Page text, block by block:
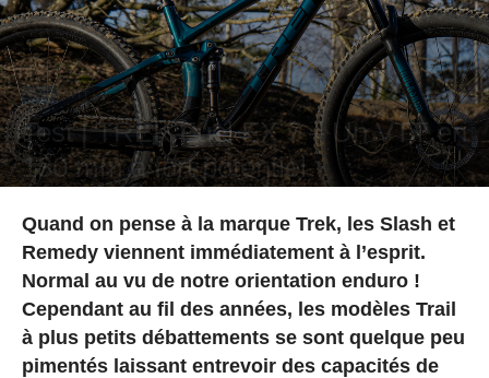
Test VTT
Test | TREK Fuel EX 7 – Un VTT en
130 mm à fort potentiel
Quand on pense à la marque Trek, les Slash et
Remedy viennent immédiatement à l’esprit.
Normal au vu de notre orientation enduro !
Cependant au fil des années, les modèles Trail
à plus petits débattements se sont quelque peu
pimentés laissant entrevoir des capacités de